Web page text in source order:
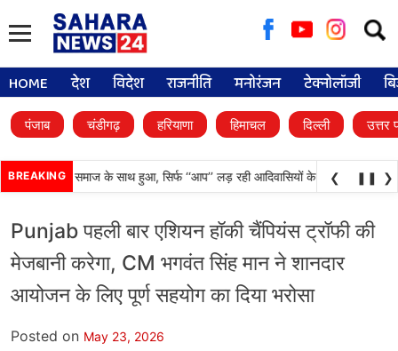
for:
HOME देश विदेश राजनीति मनोरंजन टेक्नोलॉजी
पंजाब चंडीगढ़ हरियाणा हिमाचल दिल्ली उत्तर
BREAKING
आदिवासी समाज के साथ हुआ, सिर्फ ‘‘आप’’ लड़ रही आदिवासियों के अधिकारों की लड़ाई-
❮ ❚❚ ❯
Punjab पहली बार एशियन हॉकी चैंपियंस ट्रॉफी की
मेजबानी करेगा, CM भगवंत सिंह मान ने शानदार
आयोजन के लिए पूर्ण सहयोग का दिया भरोसा
Posted on May 23, 2026